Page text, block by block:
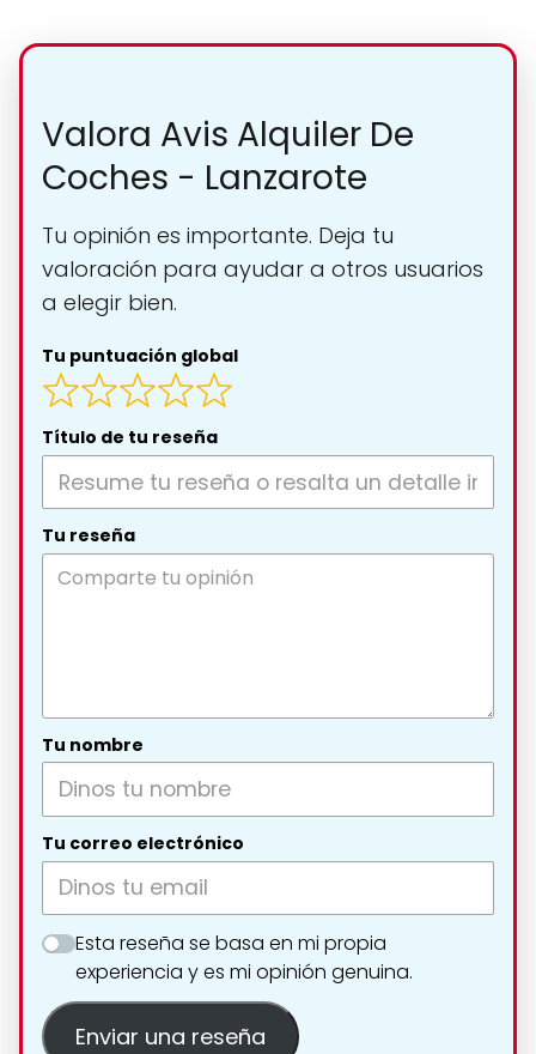
Valora Avis Alquiler De
Coches - Lanzarote
Tu opinión es importante. Deja tu
valoración para ayudar a otros usuarios
a elegir bien.
Tu puntuación global
Título de tu reseña
Tu reseña
Tu nombre
Tu correo electrónico
Esta reseña se basa en mi propia
experiencia y es mi opinión genuina.
Enviar una reseña